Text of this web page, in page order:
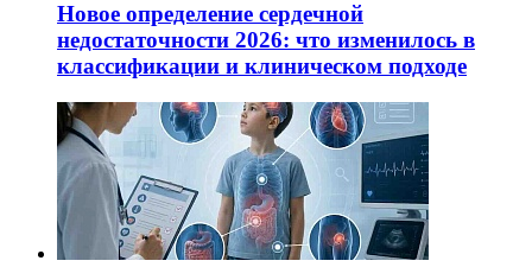
Новое определение сердечной
недостаточности 2026: что изменилось в
классификации и клиническом подходе